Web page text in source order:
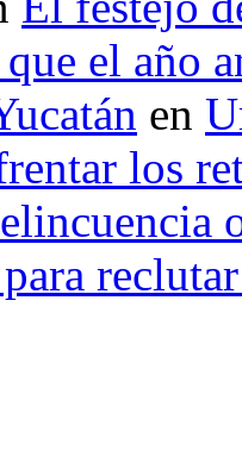
el año
en
los